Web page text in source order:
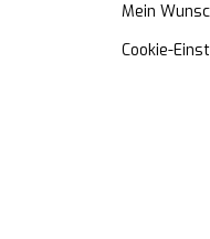
Mein
Cookie-